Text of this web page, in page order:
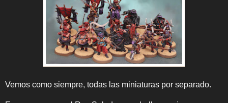
Vemos como siempre, todas las miniaturas por separado.